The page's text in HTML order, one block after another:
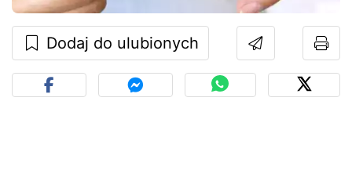
Dodaj do ulubionych